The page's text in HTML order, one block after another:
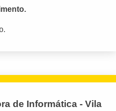
de Informática - Vila